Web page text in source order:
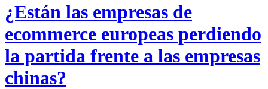
¿Están las empresas de
ecommerce europeas perdiendo
la partida frente a las empresas
chinas?